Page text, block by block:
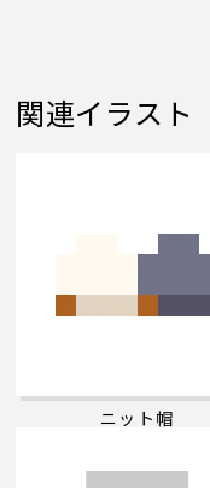
関連イラスト
ニット帽